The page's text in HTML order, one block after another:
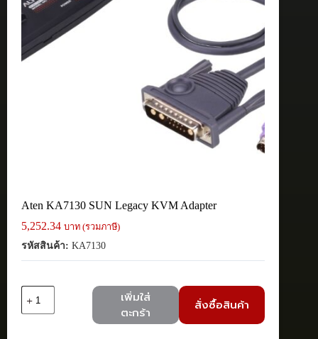
Aten KA7130 SUN Legacy KVM Adapter
5,252.34 บาท (รวมภาษี)
รหัสสินค้า: KA7130
Aten
เพิ่มใส่
ตะกร้า
สั่งซื้อสินค้า